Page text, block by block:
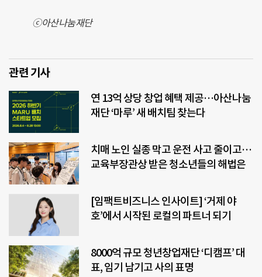
ⓒ아산나눔재단
관련 기사
연 13억 상당 창업 혜택 제공…아산나눔
재단 ‘마루’ 새 배치팀 찾는다
치매 노인 실종 막고 운전 사고 줄이고…
교육부장관상 받은 청소년들의 해법은
[임팩트비즈니스 인사이트] ‘거제 야
호’에서 시작된 로컬의 파트너 되기
8000억 규모 청년창업재단 ‘디캠프’ 대
표, 임기 남기고 사의 표명